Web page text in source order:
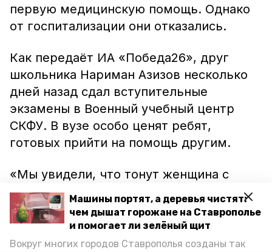
Машины портят, а деревья чистят:
чем дышат горожане на Ставрополье
и помогает ли зелёный щит
Вокруг многих городов Ставрополья созданы так
первую медицинскую помощь. Однако
от госпитализации они отказались.
Как передаёт ИА «Победа26», друг
школьника Нариман Азизов несколько
дней назад сдал вступительные
экзамены в Военный учебный центр
СКФУ. В вузе особо ценят ребят,
готовых прийти на помощь другим.
«Мы увидели, что тонут женщина с
ребёнком, и, не раздумывая, прыгнули в
воду. Считаю, что каждый на нашем
месте поступил бы так же», – рассказал
Нариман.